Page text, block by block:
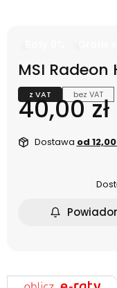
MSI Radeon
z VAT bez VAT
Cena
40,00 zł
Dostawa od 12,00